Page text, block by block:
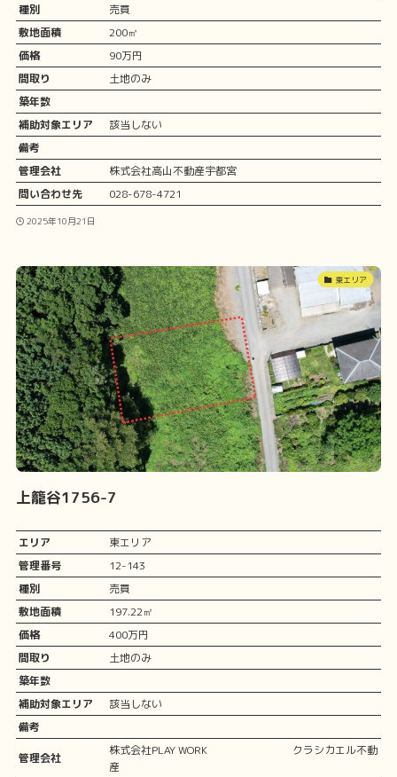
種別
売買
敷地面積
200㎡
価格
90万円
間取り
土地のみ
築年数
補助対象エリア
該当しない
備考
管理会社
株式会社高山不動産宇都宮
問い合わせ先
028-678-4721
2025年10月21日
東エリア
上籠谷1756-7
エリア
東エリア
管理番号
12-143
種別
売買
敷地面積
197.22㎡
価格
400万円
間取り
土地のみ
築年数
補助対象エリア
該当しない
備考
管理会社
株式会社PLAY WORK クラシカエル不動
産